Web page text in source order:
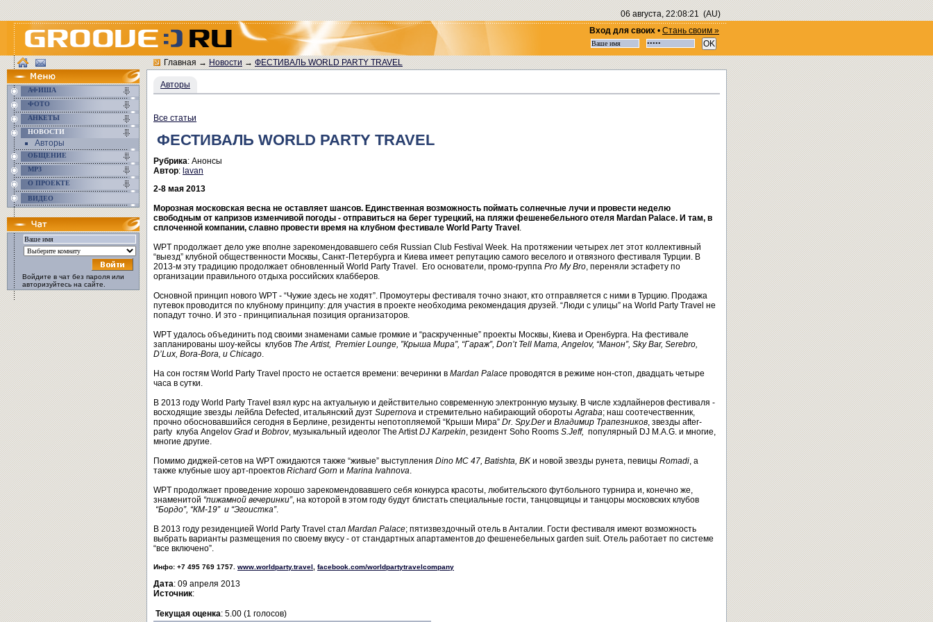
06 августа, 22:08:22(AU)
Вход для своих • Стань своим »
АФИША
ФОТО
АНКЕТЫ
НОВОСТИ
Авторы
ОБЩЕНИЕ
MP3
О ПРОЕКТЕ
ВИДЕО
Войдите в чат без пароля или
авторизуйтесь на сайте.
Главная→Новости→ФЕСТИВАЛЬ WORLD PARTY TRAVEL
Авторы
Все статьи
ФЕСТИВАЛЬ WORLD PARTY TRAVEL
Рубрика: Анонсы
Автор: lavan
2-8 мая 2013
Морозная московская весна не оставляет шансов. Единственная возможность поймать солнечные лучи и провести неделю
свободным от капризов изменчивой погоды - отправиться на берег турецкий, на пляжи фешенебельного отеля Mardan Palace. И там, в
сплоченной компании, славно провести время на клубном фестивале World Party Travel .
WPT продолжает дело уже вполне зарекомендовавшего себя Russian Club Festival Week. На протяжении четырех лет этот коллективный
“выезд” клубной общественности Москвы, Санкт-Петербурга и Киева имеет репутацию самого веселого и отвязного фестиваля Турции. В
2013-м эту традицию продолжает обновленный World Party Travel. Его основатели, промо-группа Pro My Bro, переняли эстафету по
организации правильного отдыха российских клабберов.
Основной принцип нового WPT - “Чужие здесь не ходят”. Промоутеры фестиваля точно знают, кто отправляется с ними в Турцию. Продажа
путевок проводится по клубному принципу: для участия в проекте необходима рекомендация друзей. “Люди с улицы” на World Party Travel не
попадут точно. И это - принципиальная позиция организаторов.
WPT удалось объединить под своими знаменами самые громкие и “раскрученные” проекты Москвы, Киева и Оренбурга. На фестивале
запланированы шоу-кейсы клубов The Artist, Premier Lounge, ”Крыша Мира”, “Гараж”, Don’t Tell Mama, Angelov, “Манон”, Sky Bar, Serebro,
D’Lux, Bora-Bora, и Chicago.
На сон гостям World Party Travel просто не остается времени: вечеринки в Mardan Palace проводятся в режиме нон-стоп, двадцать четыре
часа в сутки.
В 2013 году World Party Travel взял курс на актуальную и действительно современную электронную музыку. В числе хэдлайнеров фестиваля -
восходящие звезды лейбла Defected, итальянский дуэт Supernova и стремительно набирающий оборотыAgraba; наш соотечественник,
прочно обосновавшийся сегодня в Берлине, резиденты непотопляемой “Крыши Мира” Dr. Spy.Derи Владимир Трапезников, звезды after-
party клуба Angelov Grad и Bobrov, музыкальный идеолог The ArtistDJ Karpekin, резидент Soho Rooms S.Jeff, популярный DJ M.A.G. и многие,
многие другие.
Помимо диджей-сетов на WPT ожидаются также “живые” выступления Dino MC 47, Batishta, BK и новой звезды рунета, певицы Romadi, а
также клубные шоу арт-проектов Richard Gorn и Marina Ivahnova.
WPT продолжает проведение хорошо зарекомендовавшего себя конкурса красоты, любительского футбольного турнира и, конечно же,
знаменитой “пижамной вечеринки”, на которой в этом году будут блистать специальные гости, танцовщицы и танцоры московских клубов
“Бордо”, “КМ-19” и “Эгоистка”.
В 2013 году резиденцией World Party Travel стал Mardan Palace; пятизвездочный отель в Анталии. Гости фестиваля имеют возможность
выбрать варианты размещения по своему вкусу - от стандартных апартаментов до фешенебельных garden suit. Отель работает по системе
“все включено”.
Инфо: +7 495 769 1757. www.worldparty.travel facebook.com/worldpartytravelcompany
Дата: 09 апреля 2013
Источник:
Текущая оценка: 5.00 (1 голосов)